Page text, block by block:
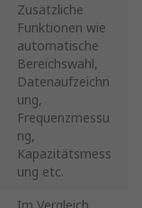
Zusätzliche
Funktionen wie
automatische
Bereichswahl,
Datenaufzeichn
ung,
Frequenzmessu
ng,
Kapazitätsmess
ung etc.